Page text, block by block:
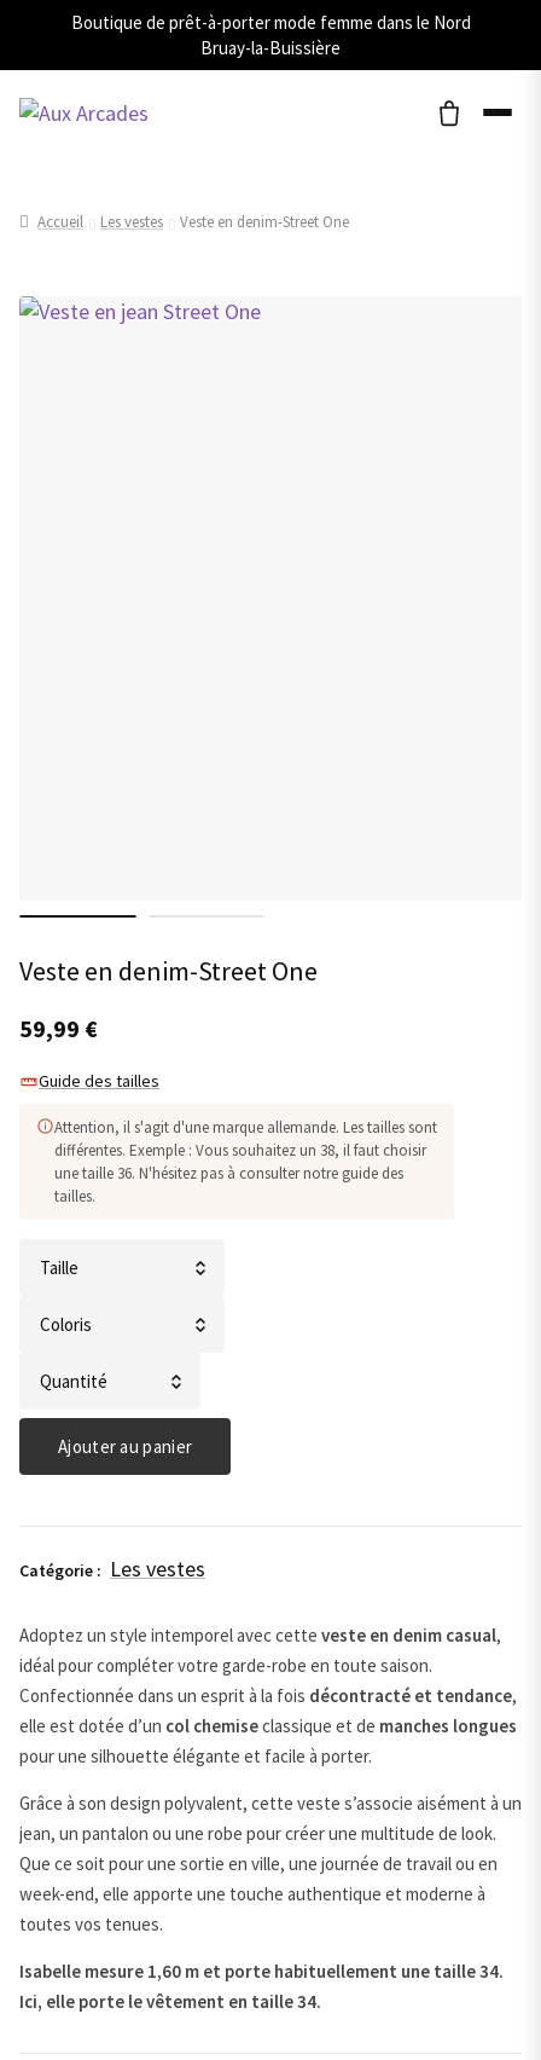
Boutique de prêt-à-porter mode femme dans le Nord
Bruay-la-Buissière
Accueil Les vestes Veste en denim-Street One
Veste en denim-Street One
59,99 €
Guide des tailles
Attention, il s'agit d'une marque allemande. Les tailles sont
différentes. Exemple : Vous souhaitez un 38, il faut choisir
une taille 36. N'hésitez pas à consulter notre guide des
tailles.
Veste
denim-
One
Ajouter au panier
Catégorie : Les vestes
Adoptez un style intemporel avec cette veste en denim casual,
idéal pour compléter votre garde-robe en toute saison.
Confectionnée dans un esprit à la fois décontracté et tendance,
elle est dotée d’un col chemiseclassique et de manches longues
pour une silhouette élégante et facile à porter.
Grâce à son design polyvalent, cette veste s’associe aisément à un
jean, un pantalon ou une robe pour créer une multitude de look.
Que ce soit pour une sortie en ville, une journée de travail ou en
week-end, elle apporte une touche authentique et moderne à
toutes vos tenues.
Isabelle mesure 1,60 m et porte habituellement une taille 34.
Ici, elle porte le vêtement en taille 34.